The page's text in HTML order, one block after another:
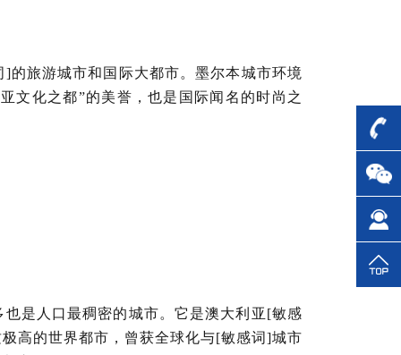
的旅游城市和国际大都市。墨尔本城市环境
文化之都”的美誉，也是国际闻名的时尚之
是人口最稠密的城市。它是澳大利亚[敏感
高的世界都市，曾获全球化与[敏感词]城市